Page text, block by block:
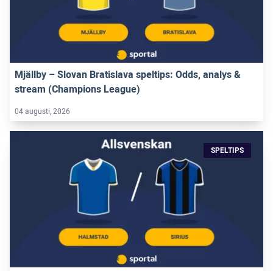
Mjällby – Slovan Bratislava speltips: Odds, analys &
stream (Champions League)
04 augusti, 2026
SPELTIPS